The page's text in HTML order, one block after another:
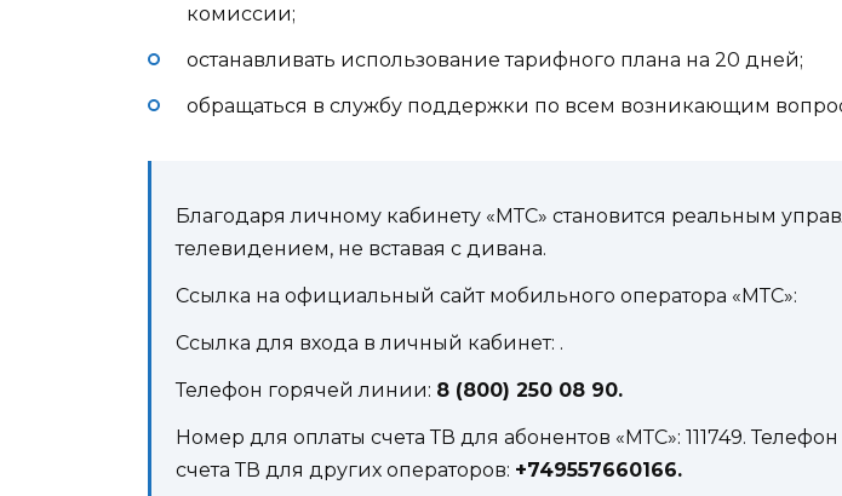
комиссии;
останавливать использование тарифного плана на 20 дней;
обращаться в службу поддержки по всем возникающим
Благодаря личному кабинету «МТС» становится реальным
телевидением, не вставая с дивана.
Ссылка на официальный сайт мобильного оператора «МТС»:
Ссылка для входа в личный кабинет: .
Телефон горячей линии: 8 (800) 250 08 90.
Номер для оплаты счета ТВ для абонентов «МТС»: 111749.
счета ТВ для других операторов: +749557660166.